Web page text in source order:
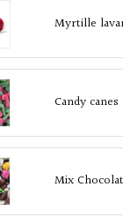
Myrtille
Candy
Mix